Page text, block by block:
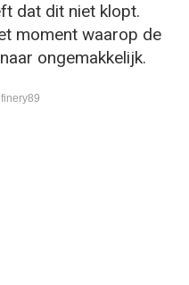
dat dit niet klopt.
moment waarop de
ongemakkelijk.